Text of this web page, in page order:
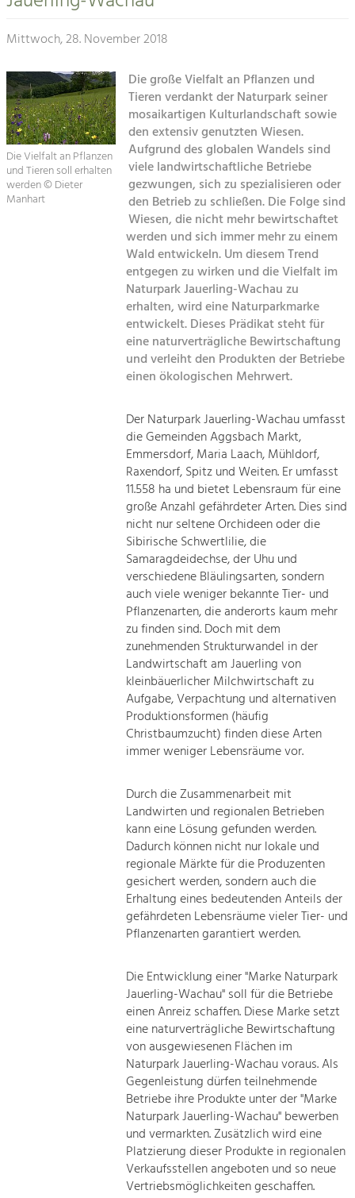
Kirchen am Fluss
Suche
Impressum
Kontakt
Tourismus
Kunst & Kultur
Handwerk, Wissenschaft und Forschung.
Soziales, Bildung &
Identität
Gleichberechtigung, Jugend und
Mobilität & Energie
Klimawandel, öffentlicher Verkehr und
erneuerbare Energie
Steigerung regionaler Wertschöpfung
Mittwoch, 28. November 2018
Die Vielfalt an Pflanzen
und Tieren soll erhalten
werden © Dieter
Manhart
Die große Vielfalt an Pflanzen und
Tieren verdankt der Naturpark seiner
mosaikartigen Kulturlandschaft sowie
den extensiv genutzten Wiesen.
Aufgrund des globalen Wandels sind
viele landwirtschaftliche Betriebe
gezwungen, sich zu spezialisieren oder
den Betrieb zu schließen. Die Folge sind
Wiesen, die nicht mehr bewirtschaftet
werden und sich immer mehr zu einem
Wald entwickeln. Um diesem Trend
entgegen zu wirken und die Vielfalt im
Naturpark Jauerling-Wachau zu
erhalten, wird eine Naturparkmarke
entwickelt. Dieses Prädikat steht für
eine naturverträgliche Bewirtschaftung
und verleiht den Produkten der Betriebe
einen ökologischen Mehrwert.
Der Naturpark Jauerling-Wachau umfasst
die Gemeinden Aggsbach Markt,
Emmersdorf, Maria Laach, Mühldorf,
Raxendorf, Spitz und Weiten. Er umfasst
11.558 ha und bietet Lebensraum für eine
große Anzahl gefährdeter Arten. Dies sind
nicht nur seltene Orchideen oder die
Sibirische Schwertlilie, die
Samaragdeidechse, der Uhu und
verschiedene Bläulingsarten, sondern
auch viele weniger bekannte Tier- und
Pflanzenarten, die anderorts kaum mehr
zu finden sind. Doch mit dem
zunehmenden Strukturwandel in der
Landwirtschaft am Jauerling von
kleinbäuerlicher Milchwirtschaft zu
Aufgabe, Verpachtung und alternativen
Produktionsformen (häufig
Christbaumzucht) finden diese Arten
immer weniger Lebensräume vor.
Durch die Zusammenarbeit mit
Landwirten und regionalen Betrieben
kann eine Lösung gefunden werden.
Dadurch können nicht nur lokale und
regionale Märkte für die Produzenten
gesichert werden, sondern auch die
Erhaltung eines bedeutenden Anteils der
gefährdeten Lebensräume vieler Tier- und
Pflanzenarten garantiert werden.
Die Entwicklung einer "Marke Naturpark
Jauerling-Wachau" soll für die Betriebe
einen Anreiz schaffen. Diese Marke setzt
eine naturverträgliche Bewirtschaftung
von ausgewiesenen Flächen im
Naturpark Jauerling-Wachau voraus. Als
Gegenleistung dürfen teilnehmende
Betriebe ihre Produkte unter der "Marke
Naturpark Jauerling-Wachau" bewerben
und vermarkten. Zusätzlich wird eine
Platzierung dieser Produkte in regionalen
Verkaufsstellen angeboten und so neue
Vertriebsmöglichkeiten geschaffen.